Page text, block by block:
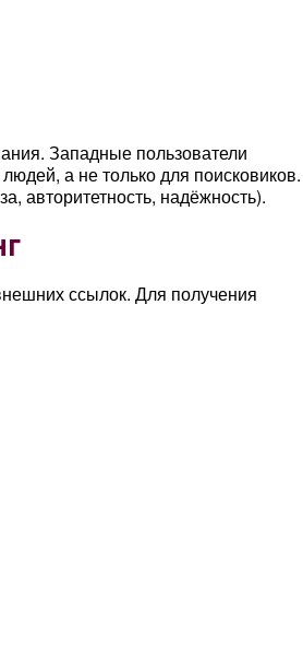
Западные пользователи
а не только для поисковиков.
авторитетность, надёжность).
ссылок. Для получения